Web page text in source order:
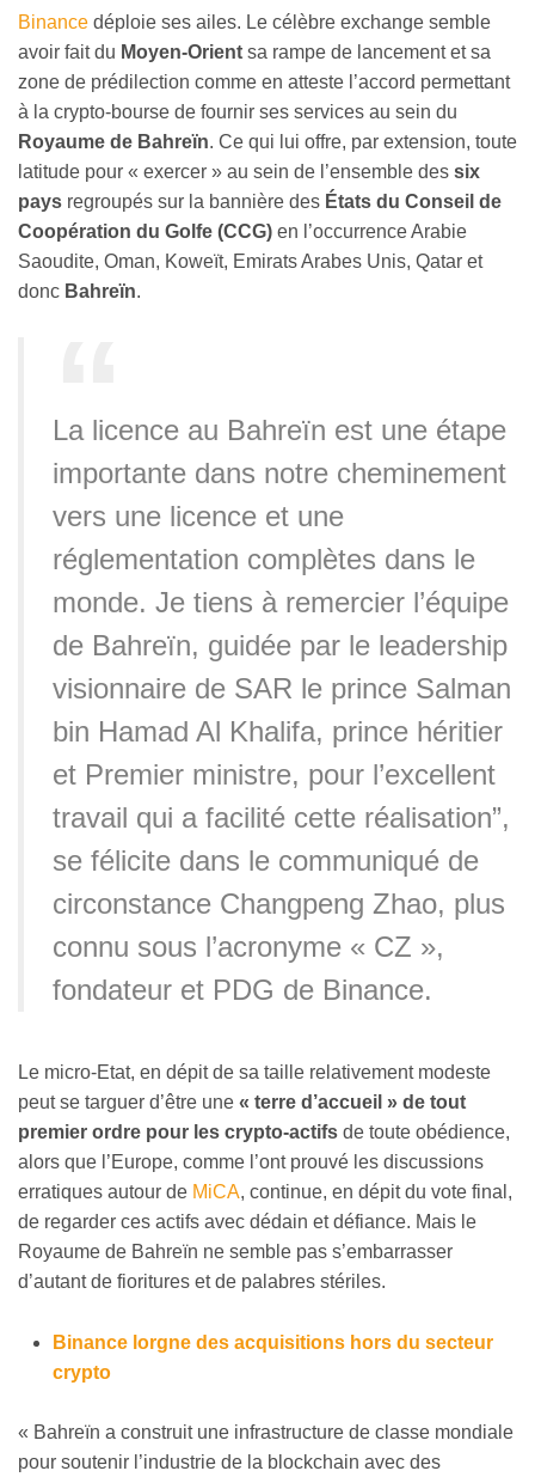
Binance déploie ses ailes. Le célèbre exchange semble
avoir fait du Moyen-Orient sa rampe de lancement et sa
zone de prédilection comme en atteste l’accord permettant
à la crypto-bourse de fournir ses services au sein du
Royaume de Bahreïn. Ce qui lui offre, par extension, toute
latitude pour « exercer » au sein de l’ensemble des six
pays regroupés sur la bannière des États du Conseil de
Coopération du Golfe (CCG) en l’occurrence Arabie
Saoudite, Oman, Koweït, Emirats Arabes Unis, Qatar et
donc Bahreïn.
La licence au Bahreïn est une étape
importante dans notre cheminement
vers une licence et une
réglementation complètes dans le
monde. Je tiens à remercier l’équipe
de Bahreïn, guidée par le leadership
visionnaire de SAR le prince Salman
bin Hamad Al Khalifa, prince héritier
et Premier ministre, pour l’excellent
travail qui a facilité cette réalisation”,
se félicite dans le communiqué de
circonstance Changpeng Zhao, plus
connu sous l’acronyme « CZ »,
fondateur et PDG de Binance.
Le micro-Etat, en dépit de sa taille relativement modeste
peut se targuer d’être une « terre d’accueil » de tout
premier ordre pour les crypto-actifs de toute obédience,
alors que l’Europe, comme l’ont prouvé les discussions
erratiques autour de MiCA, continue, en dépit du vote final,
de regarder ces actifs avec dédain et défiance. Mais le
Royaume de Bahreïn ne semble pas s’embarrasser
d’autant de fioritures et de palabres stériles.
Binance lorgne des acquisitions hors du secteur
crypto
« Bahreïn a construit une infrastructure de classe mondiale
pour soutenir l’industrie de la blockchain avec des